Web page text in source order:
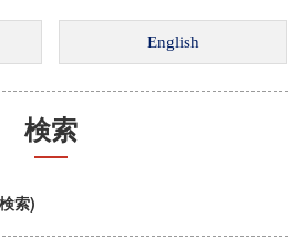
検索
索)